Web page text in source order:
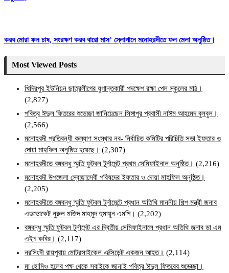
করব মোরা ফল চাষ, সংরক্ষণ করব বারো মাস’ স্লোগানে মনোহরদীতে ফল মেলা অনুষ্ঠিত।
Most Viewed Posts
খিদিরপুর ইউনিয়ন ছাত্রলীগের যুগান্তকারী পদক্ষেপ রক্ষা পেল স্কুলের মাঠ।
(2,827)
পবিত্র ঈদুল ফিতরের শুভেচ্ছা জানিয়েছেন সিঙ্গাপুর প্রবাসী নাঈম আহমেদ বুলবুল।
(2,566)
মনোহরদী প্রতিবন্ধী কল্যাণ সংস্থার নব- নির্বাচিত কমিটির পরিচিতি সভা ইফতার ও
দোয়া মাহফিল অনুষ্ঠিত হয়েছে। (2,307)
মনোহরদীতে বঙ্গবন্ধু স্মৃতি ফুটবল টুর্নামেন্ট প্রথম সেমিফাইনাল অনুষ্ঠিত। (2,216)
মনোহরদী উপজেলা স্বেচ্ছাসেবী পরিষদের ইফতার ও দোয়া মাহফিল অনুষ্ঠিত।
(2,205)
মনোহরদীতে বঙ্গবন্ধু স্মৃতি ফুটবল টুর্নামেন্টে প্রধান অতিথি মাননীয় শিল্প মন্ত্রী জনাব
এডভোকেট নুরুল মজিদ মাহমুদ হুমায়ূন এমপি। (2,202)
বঙ্গবন্ধু স্মৃতি ফুটবল টুর্নামেন্ট এর দ্বিতীয় সেমিফাইনালে প্রধান অতিথি জনাব ডা এম
এইচ কবির। (2,117)
নরসিংদী রায়পুরায় মোটরসাইকেল এক্সিডেন্ট একজন আহত। (2,114)
মা হোমিও হলের পক্ষ থেকে সবাইকে জানাই পবিত্র ঈদুল ফিতরের শুভেচ্ছা।